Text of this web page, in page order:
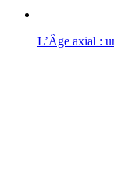
L’Âge axial :